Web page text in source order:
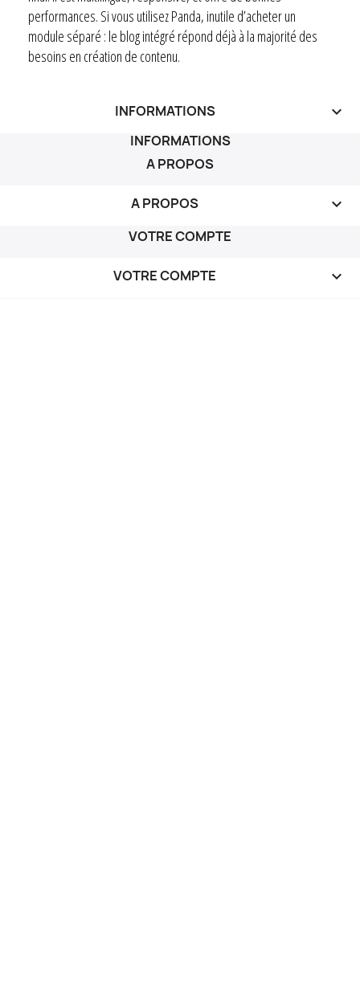
performances. Si vous utilisez Panda, inutile d’acheter un
module séparé : le blog intégré répond déjà à la majorité des
besoins en création de contenu.
INFORMATIONS keyboard_arrow_down
INFORMATIONS
A PROPOS
A PROPOS 
VOTRE COMPTE
VOTRE COMPTE 